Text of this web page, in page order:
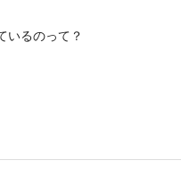
いるのって？